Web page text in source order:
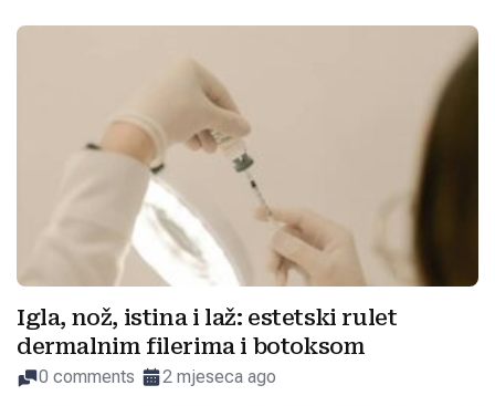
Igla, nož, istina i laž: estetski rulet
dermalnim filerima i botoksom
0 comments 2 mjeseca ago